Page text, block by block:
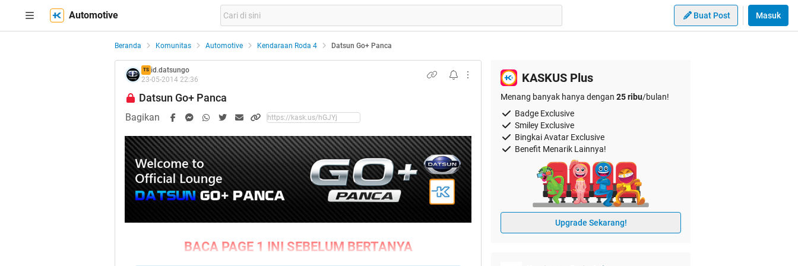
Automotive Buat Post Masuk
Beranda Komunitas Automotive Kendaraan Roda 4 Datsun Go+ Panca
TS id.datsungo
23-05-2014 22:36
Datsun Go+ Panca
Bagikan
BACA PAGE 1 INI SEBELUM BERTANYA
KASKUS Plus
Menang banyak hanya dengan 25 ribu/bulan!
Badge Exclusive
Smiley Exclusive
Bingkai Avatar Exclusive
Benefit Menarik Lainnya!
Upgrade Sekarang!